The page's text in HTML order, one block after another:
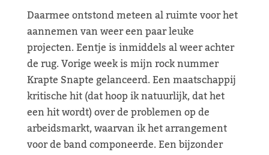
Daarmee ontstond meteen al ruimte voor het
aannemen van weer een paar leuke
projecten. Eentje is inmiddels al weer achter
de rug. Vorige week is mijn rock nummer
Krapte Snapte gelanceerd. Een maatschappij
kritische hit (dat hoop ik natuurlijk, dat het
een hit wordt) over de problemen op de
arbeidsmarkt, waarvan ik het arrangement
voor de band componeerde. Een bijzonder